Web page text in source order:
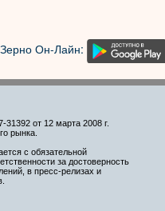
Он-Лайн:
от 12 марта 2008 г.
рынка.
с обязательной
за достоверность
в пресс-релизах и